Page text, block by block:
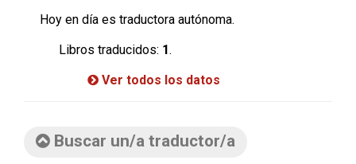
Hoy en día es traductora autónoma.
Libros traducidos: 1.
Ver todos los datos
Buscar un/a traductor/a